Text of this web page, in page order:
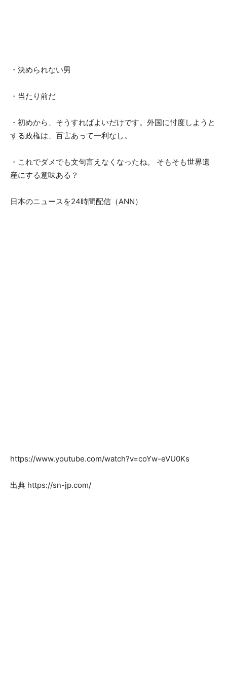
・決められない男
・当たり前だ
・初めから、そうすればよいだけです。外国に忖度しようと
する政権は、百害あって一利なし。
・これでダメでも文句言えなくなったね。 そもそも世界遺
産にする意味ある？
日本のニュースを24時間配信（ANN）
https://www.youtube.com/watch?v=coYw-eVU0Ks
出典 https://sn-jp.com/